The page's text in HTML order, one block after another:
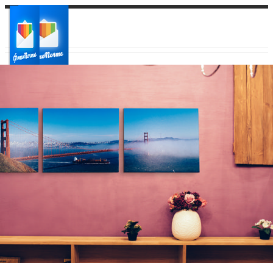
Ваш город:
Ваш регион доставки
Выберите из списка: